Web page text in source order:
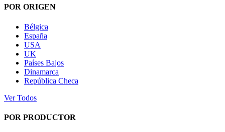
POR ORIGEN
Bélgica
España
USA
UK
Países Bajos
Dinamarca
República Checa
Ver Todos
POR PRODUCTOR